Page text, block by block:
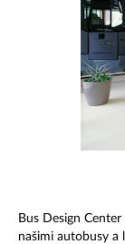
Bus Design
našimi autobusy a